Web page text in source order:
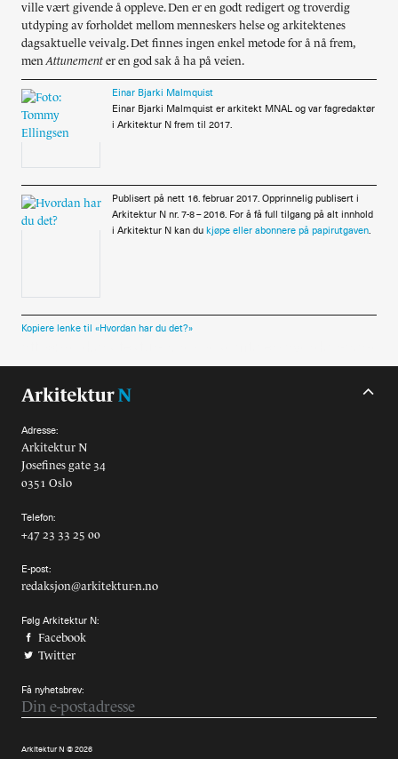
ville vært givende å oppleve. Den er en godt redigert og troverdig
utdyping av forholdet mellom menneskers helse og arkitektenes
dagsaktuelle veivalg. Det finnes ingen enkel metode for å nå frem,
menAttunement er en god sak å ha på veien.
Einar Bjarki Malmquist
Einar Bjarki Malmquist er arkitekt MNAL og var fagredaktør
i Arkitektur N frem til 2017.
Publisert på nett 16. februar 2017. Opprinnelig publisert i
Arkitektur N nr. 7-8 – 2016. For å få full tilgang på alt innhold
i Arkitektur N kan du kjøpe eller abonnere på papirutgaven.
Kopiere lenke til «Hvordan har du det?»
Adresse:
Arkitektur N
Josefines gate 34
0351 Oslo
Telefon:
+47 23 33 25 00
E-post:
redaksjon@arkitektur-n.no
Følg Arkitektur N:
Facebook
Twitter
Få nyhetsbrev:
Arkitektur N © 2026